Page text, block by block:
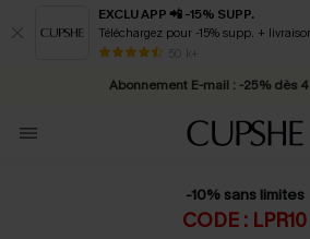
EXCLU APP 📲 -15% SUPP.
Téléchargez pour -15% supp. +
50 k+
* Livraison éclair 2-3 jours
Abonnement E-mail : -25% dès 4
-10% sans limites
CODE : LPR10